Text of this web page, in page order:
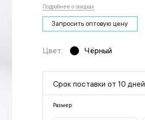
Подробнее о скидках
Запросить оптовую цену
Цвет: Чёрный
Срок поставки от 10 дней
Размер: